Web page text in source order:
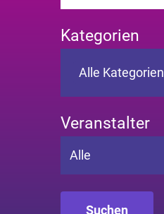
Kategorien
Alle Kategorien
Veranstalter
Alle